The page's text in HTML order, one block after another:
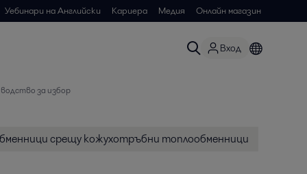
Уебинари на Английски Кариера Медия Онлайн магазин
Вход
за избор
срещу кожухотръбни топлообменници